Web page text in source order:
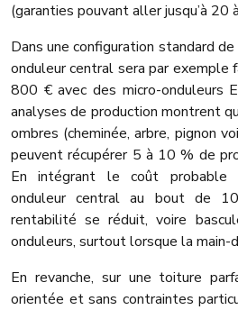
(garanties pouvant aller jusqu’à 20
Dans une configuration standard
onduleur central sera par exemple
800 € avec des micro-onduleurs
analyses de production montrent
ombres (cheminée, arbre, pignon
peuvent récupérer 5 à 10 % de
En intégrant le coût probable
onduleur central au bout de
rentabilité se réduit, voire
onduleurs, surtout lorsque la main-
En revanche, sur une toiture
orientée et sans contraintes